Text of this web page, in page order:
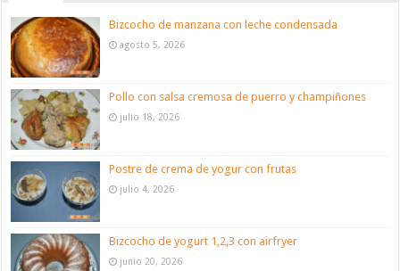
Bizcocho de manzana con leche condensada
agosto 5, 2026
Pollo con salsa cremosa de puerro y champiñones
julio 18, 2026
Postre de crema de yogur con frutas
julio 4, 2026
Bizcocho de yogurt 1,2,3 con airfryer
junio 20, 2026